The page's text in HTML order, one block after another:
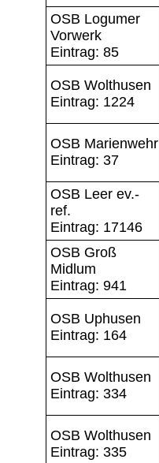
OSB Logumer
Vorwerk
Eintrag: 85
OSB Wolthusen
Eintrag: 1224
OSB Marienwehr
Eintrag: 37
OSB Leer ev.-
ref.
Eintrag: 17146
OSB Groß
Midlum
Eintrag: 941
OSB Uphusen
Eintrag: 164
OSB Wolthusen
Eintrag: 334
OSB Wolthusen
Eintrag: 335